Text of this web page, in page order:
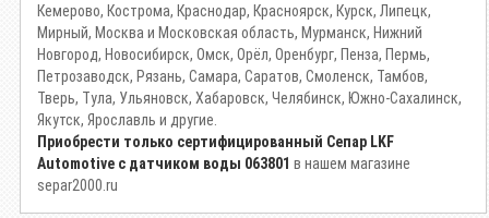
Кемерово, Кострома, Краснодар, Красноярск, Курск, Липецк,
Мирный, Москва и Московская область, Мурманск, Нижний
Новгород, Новосибирск, Омск, Орёл, Оренбург, Пенза, Пермь,
Петрозаводск, Рязань, Самара, Саратов, Смоленск, Тамбов,
Тверь, Тула, Ульяновск, Хабаровск, Челябинск, Южно-Сахалинск,
Якутск, Ярославль и другие.
Приобрести только сертифицированный Сепар LKF
Automotive с датчиком воды 063801 в нашем магазине
separ2000.ru